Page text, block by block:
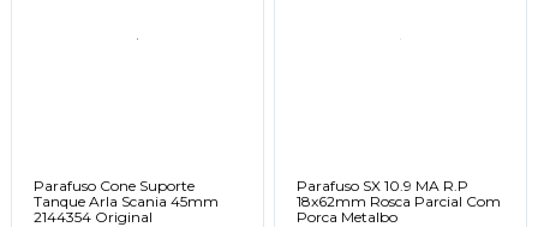
Parafuso Cone Suporte
Tanque Arla Scania 45mm
2144354 Original
Parafuso SX 10.9 MA R.P
18x62mm Rosca Parcial Com
Porca Metalbo